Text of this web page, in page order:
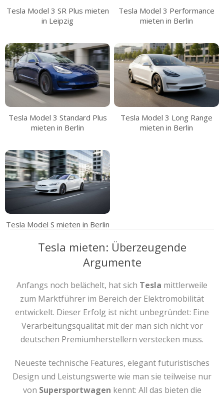
Tesla Model 3 SR Plus mieten
in Leipzig
Tesla Model 3 Performance
mieten in Berlin
Tesla Model 3 Standard Plus
mieten in Berlin
Tesla Model 3 Long Range
mieten in Berlin
Tesla Model S mieten in Berlin
Tesla mieten: Überzeugende
Argumente
Anfangs noch belächelt, hat sich Tesla mittlerweile
zum Marktführer im Bereich der Elektromobilität
entwickelt. Dieser Erfolg ist nicht unbegründet: Eine
Verarbeitungsqualität mit der man sich nicht vor
deutschen Premiumherstellern verstecken muss.
Neueste technische Features, elegant futuristisches
Design und Leistungswerte wie man sie teilweise nur
von Supersportwagen kennt: All das bieten die